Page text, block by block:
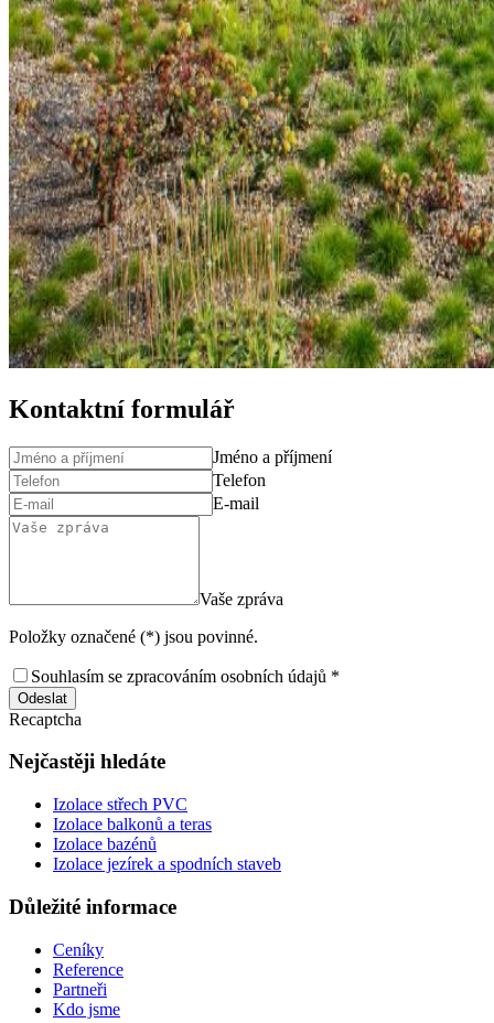
Kontaktní formulář
Jméno a příjmení
Telefon
E-mail
Vaše zpráva
Položky označené (*) jsou povinné.
Souhlasím se zpracováním osobních údajů *
Odeslat
Recaptcha
Nejčastěji hledáte
Izolace střech PVC
Izolace balkonů a teras
Izolace bazénů
Izolace jezírek a spodních staveb
Důležité informace
Ceníky
Reference
Partneři
Kdo jsme